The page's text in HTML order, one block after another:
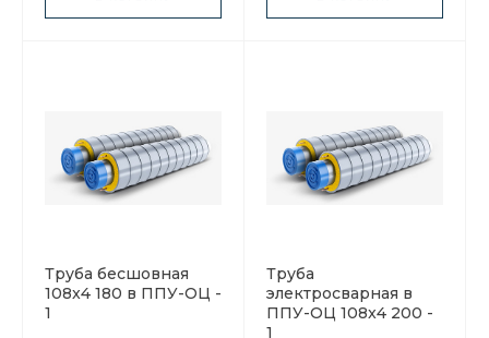
Труба бесшовная
108x4 180 в ППУ-ОЦ -
1
Труба
электросварная в
ППУ-ОЦ 108x4 200 -
1